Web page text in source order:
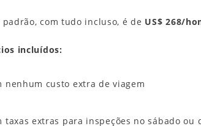
padrão, com tudo incluso, é de US$ 268/
incluídos:
nenhum custo extra de viagem
taxas extras para inspeções no sábado ou